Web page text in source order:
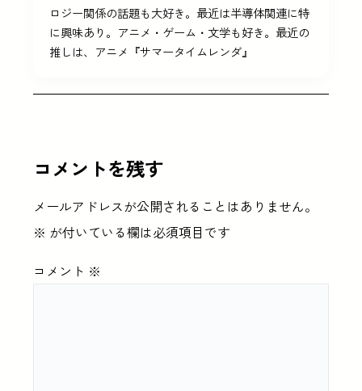
ロジー関係の話題も大好き。最近は半導体関連に特
に興味あり。アニメ・ゲーム・文学も好き。最近の
推しは、アニメ『サマータイムレンダ』
コメントを残す
メールアドレスが公開されることはありません。
※ が付いている欄は必須項目です
コメント ※